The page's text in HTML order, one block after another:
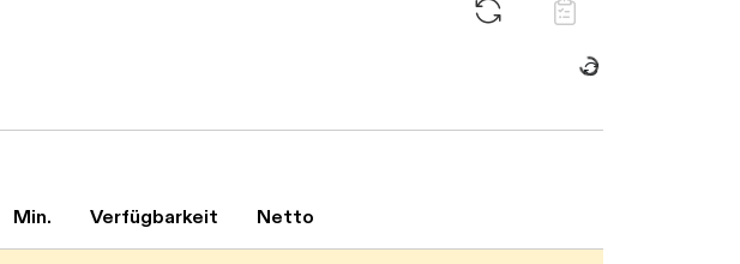
Daten werden geladen. Bitte warten...
Min. Verfügbarkeit Netto